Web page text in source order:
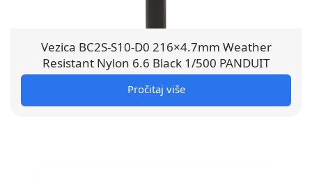
Vezica BC2S-S10-D0 216×4.7mm Weather
Resistant Nylon 6.6 Black 1/500 PANDUIT
Pročitaj više